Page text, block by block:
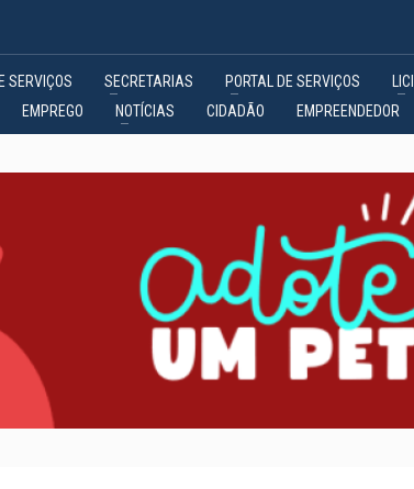
SERVIÇOS SECRETARIAS PORTAL DE SERVIÇOS
EMPREGO NOTÍCIAS CIDADÃO EMPREENDEDOR